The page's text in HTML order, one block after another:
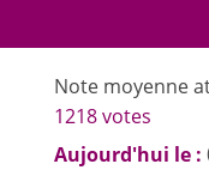
Note moyenne
1218 votes
Aujourd'hui le :